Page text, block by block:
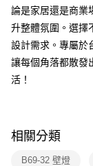
AFTEE先享後付
相關說明
【關於「AFTEE先
AFTEE先享後付是
便利好安心！
１．簡單：不需註冊
【「AFTEE先享後付
１．於結帳方式選擇
結帳頁面，進行簡
每筆NT$180，滿
論是家居還是商業
升整體氛圍。選擇
設計需求。專屬於
讓每個角落都散發
活！
相關分類
B69-32 壁燈